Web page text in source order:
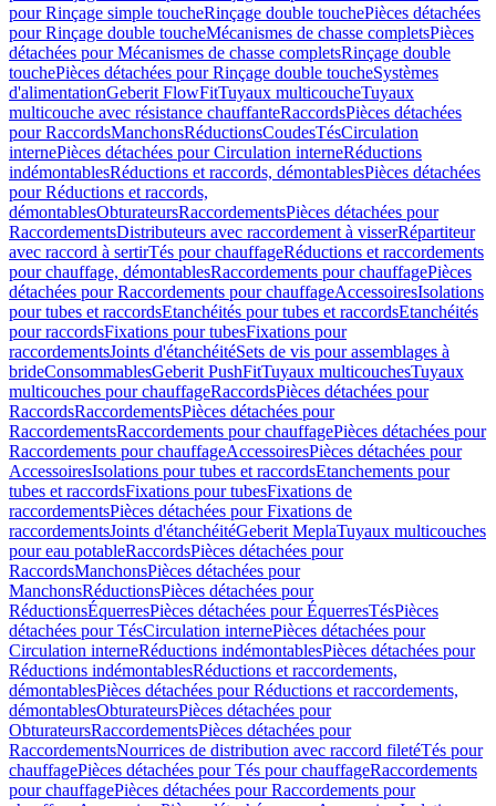
pour Rinçage simple toucheRinçage double touchePièces détachées
pour Rinçage double toucheMécanismes de chasse completsPièces
détachées pour Mécanismes de chasse completsRinçage double
touchePièces détachées pour Rinçage double toucheSystèmes
d'alimentationGeberit FlowFitTuyaux multicoucheTuyaux
multicouche avec résistance chauffanteRaccordsPièces détachées
pour RaccordsManchonsRéductionsCoudesTésCirculation
internePièces détachées pour Circulation interneRéductions
indémontablesRéductions et raccords, démontablesPièces détachées
pour Réductions et raccords,
démontablesObturateursRaccordementsPièces détachées pour
RaccordementsDistributeurs avec raccordement à visserRépartiteur
avec raccord à sertirTés pour chauffageRéductions et raccordements
pour chauffage, démontablesRaccordements pour chauffagePièces
détachées pour Raccordements pour chauffageAccessoiresIsolations
pour tubes et raccordsEtanchéités pour tubes et raccordsEtanchéités
pour raccordsFixations pour tubesFixations pour
raccordementsJoints d'étanchéitéSets de vis pour assemblages à
brideConsommablesGeberit PushFitTuyaux multicouchesTuyaux
multicouches pour chauffageRaccordsPièces détachées pour
RaccordsRaccordementsPièces détachées pour
RaccordementsRaccordements pour chauffagePièces détachées pour
Raccordements pour chauffageAccessoiresPièces détachées pour
AccessoiresIsolations pour tubes et raccordsEtanchements pour
tubes et raccordsFixations pour tubesFixations de
raccordementsPièces détachées pour Fixations de
raccordementsJoints d'étanchéitéGeberit MeplaTuyaux multicouches
pour eau potableRaccordsPièces détachées pour
RaccordsManchonsPièces détachées pour
ManchonsRéductionsPièces détachées pour
RéductionsÉquerresPièces détachées pour ÉquerresTésPièces
détachées pour TésCirculation internePièces détachées pour
Circulation interneRéductions indémontablesPièces détachées pour
Réductions indémontablesRéductions et raccordements,
démontablesPièces détachées pour Réductions et raccordements,
démontablesObturateursPièces détachées pour
ObturateursRaccordementsPièces détachées pour
RaccordementsNourrices de distribution avec raccord filetéTés pour
chauffagePièces détachées pour Tés pour chauffageRaccordements
pour chauffagePièces détachées pour Raccordements pour